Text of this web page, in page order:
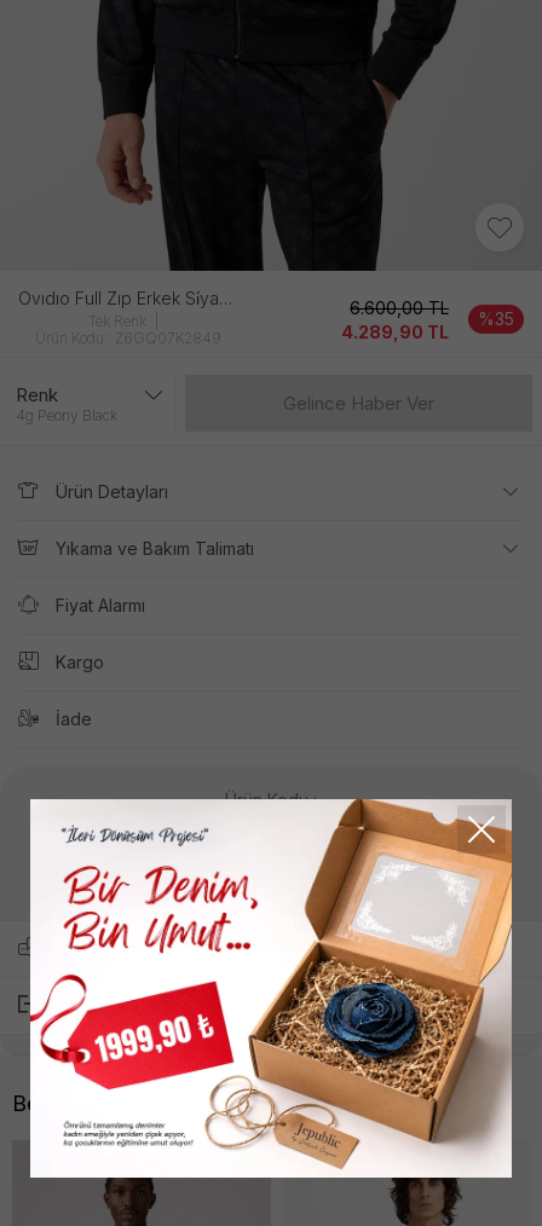
Ovıdıo Full Zıp Erkek Si̇yah Sweatshırt
Tek Renk
Ürün Kodu : Z6GQ07K2849
6.600,00TL
4.289,90 TL
%35
Renk
4g Peony Black
Gelince Haber Ver
Ürün Detayları
Yıkama ve Bakım Talimatı
Fiyat Alarmı
Kargo
İade
Ürün Kodu :
Z6GQ07K2849
Yukarıdaki ürün kodunu kullanarak müşteri hizmetlerimizden
bilgi alıp sipariş oluşturabilirsiniz.
Arkadaşına Sor
Paylaş
Benzer Ürünler